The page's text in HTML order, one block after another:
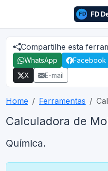
Compartilhe esta
WhatsApp Facebook
X
E-mail
Home Ferramentas
Calculadora de
Química.